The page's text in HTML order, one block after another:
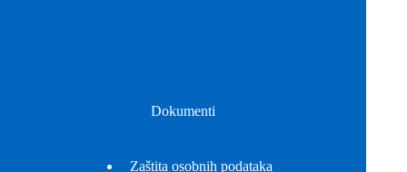
Dokumenti
Zaštita osobnih podataka